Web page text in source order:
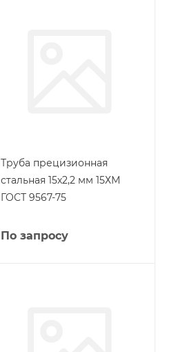
Труба прецизионная
стальная 15х2,2 мм 15ХМ
ГОСТ 9567-75
По запросу